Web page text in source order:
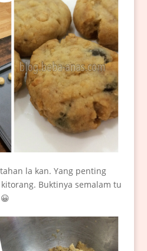
la kan. Yang penting
Buktinya semalam tu